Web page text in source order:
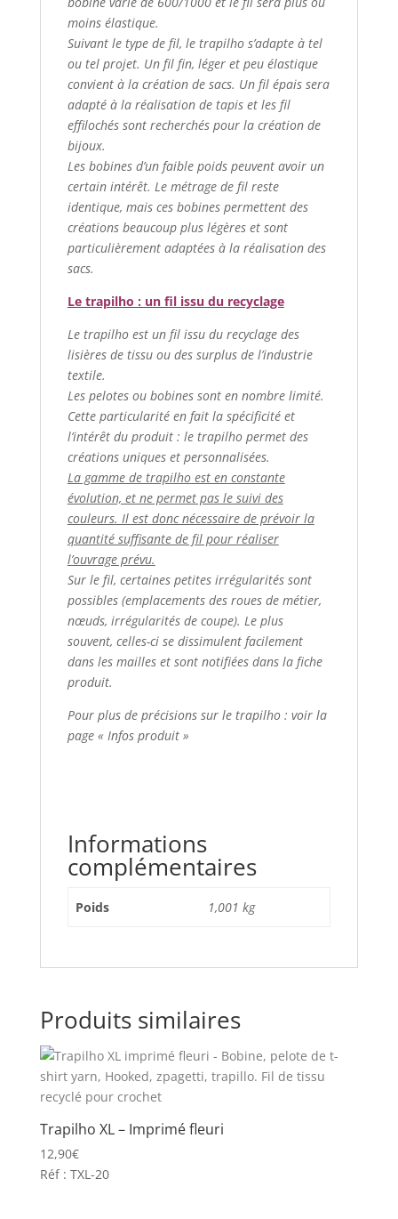
moins élastique.
Suivant le type de fil, le trapilho s’adapte à tel
ou tel projet. Un fil fin, léger et peu élastique
convient à la création de sacs. Un fil épais sera
adapté à la réalisation de tapis et les fil
effilochés sont recherchés pour la création de
bijoux.
Les bobines d’un faible poids peuvent avoir un
certain intérêt. Le métrage de fil reste
identique, mais ces bobines permettent des
créations beaucoup plus légères et sont
particulièrement adaptées à la réalisation des
sacs.
Le trapilho : un fil issu du recyclage
Le trapilho est un fil issu du recyclage des
lisières de tissu ou des surplus de l’industrie
textile.
Les pelotes ou bobines sont en nombre limité.
Cette particularité en fait la spécificité et
l’intérêt du produit : le trapilho permet des
créations uniques et personnalisées.
La gamme de trapilho est en constante
évolution, et ne permet pas le suivi des
couleurs. Il est donc nécessaire de prévoir la
quantité suffisante de fil pour réaliser
l’ouvrage prévu.
Sur le fil, certaines petites irrégularités sont
possibles (emplacements des roues de métier,
nœuds, irrégularités de coupe). Le plus
souvent, celles-ci se dissimulent facilement
dans les mailles et sont notifiées dans la fiche
produit.
Pour plus de précisions sur le trapilho : voir la
page « Infos produit »
Informations
complémentaires
Poids 1,001 kg
Produits similaires
Trapilho XL – Imprimé fleuri
12,90€
Réf : TXL-20